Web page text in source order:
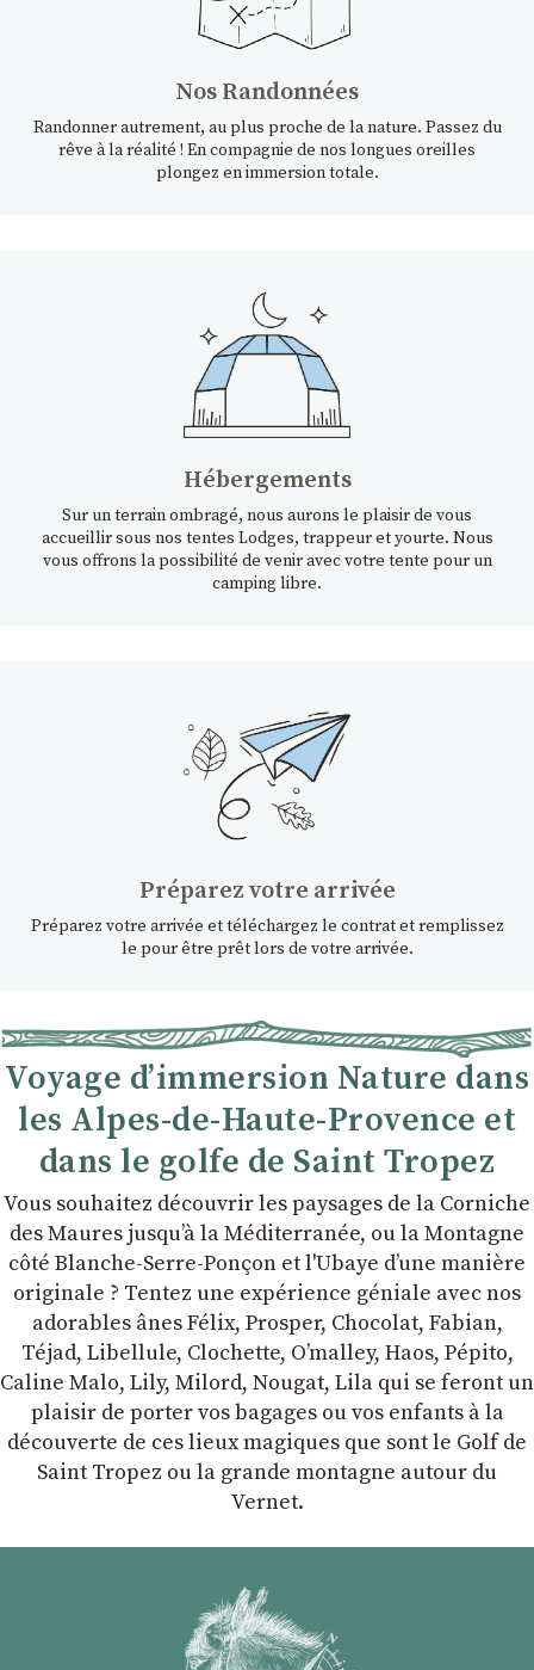
Nos Randonnées
Randonner autrement, au plus proche de la nature. Passez du
rêve à la réalité ! En compagnie de nos longues oreilles
plongez en immersion totale.
Hébergements
Sur un terrain ombragé, nous aurons le plaisir de vous
accueillir sous nos tentes Lodges, trappeur et yourte. Nous
vous offrons la possibilité de venir avec votre tente pour un
camping libre.
Préparez votre arrivée
Préparez votre arrivée et téléchargez le contrat et remplissez
le pour être prêt lors de votre arrivée.
Voyage d’immersion Nature dans
les Alpes-de-Haute-Provence et
dans le golfe de Saint Tropez
Vous souhaitez découvrir les paysages de la Corniche
des Maures jusqu’à la Méditerranée, ou la Montagne
côté Blanche-Serre-Ponçon et l'Ubaye dʼune manière
originale ? Tentez une expérience géniale avec nos
adorables ânes Félix, Prosper, Chocolat, Fabian,
Téjad, Libellule, Clochette, Oʼmalley, Haos, Pépito,
Caline Malo, Lily, Milord, Nougat, Lila qui se feront un
plaisir de porter vos bagages ou vos enfants à la
découverte de ces lieux magiques que sont le Golf de
Saint Tropez ou la grande montagne autour du
Vernet.